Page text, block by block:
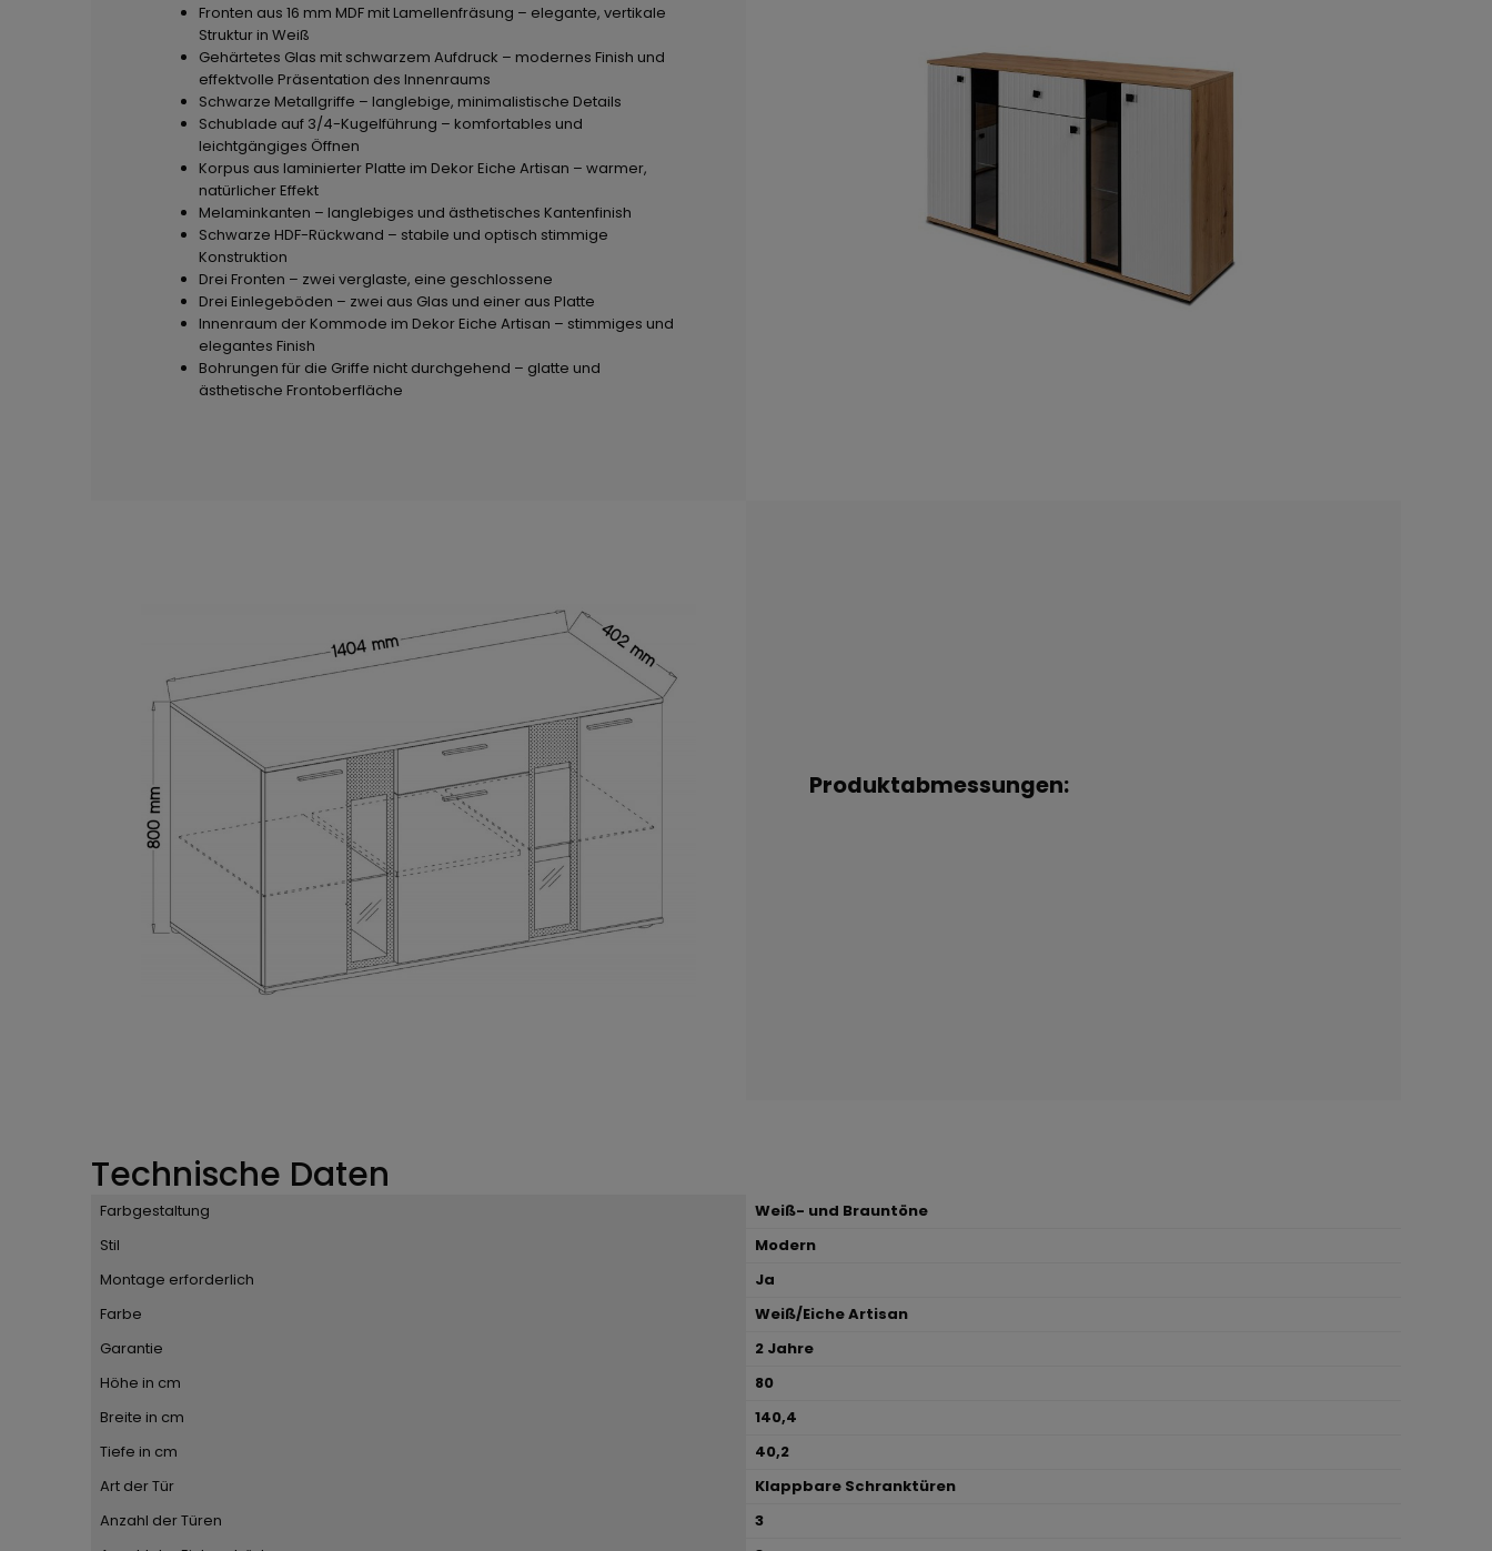
Fronten aus 16 mm MDF mit Lamellenfräsung – elegante, vertikale
Struktur in Weiß
Gehärtetes Glas mit schwarzem Aufdruck – modernes Finish und
effektvolle Präsentation des Innenraums
Schwarze Metallgriffe – langlebige, minimalistische Details
Schublade auf 3/4-Kugelführung – komfortables und
leichtgängiges Öffnen
Korpus aus laminierter Platte im Dekor Eiche Artisan – warmer,
natürlicher Effekt
Melaminkanten – langlebiges und ästhetisches Kantenfinish
Schwarze HDF-Rückwand – stabile und optisch stimmige
Konstruktion
Drei Fronten – zwei verglaste, eine geschlossene
Drei Einlegeböden – zwei aus Glas und einer aus Platte
Innenraum der Kommode im Dekor Eiche Artisan – stimmiges und
elegantes Finish
Bohrungen für die Griffe nicht durchgehend – glatte und
ästhetische Frontoberfläche
Produktabmessungen:
Technische Daten
Farbgestaltung
Weiß- und Brauntöne
Stil
Modern
Montage erforderlich
Ja
Farbe
Weiß/Eiche Artisan
Garantie
2 Jahre
Höhe in cm
80
Breite in cm
140,4
Tiefe in cm
40,2
Art der Tür
Klappbare Schranktüren
Anzahl der Türen
3